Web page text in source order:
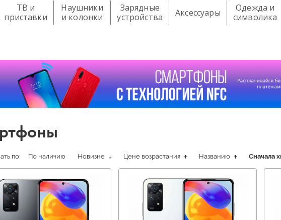
ТВ и
приставки
Наушники
и колонки
Зарядные
устройства
Аксессуары
Одежда и
символика
по: По наличию Новизне Цене возрастания Названию Сначала